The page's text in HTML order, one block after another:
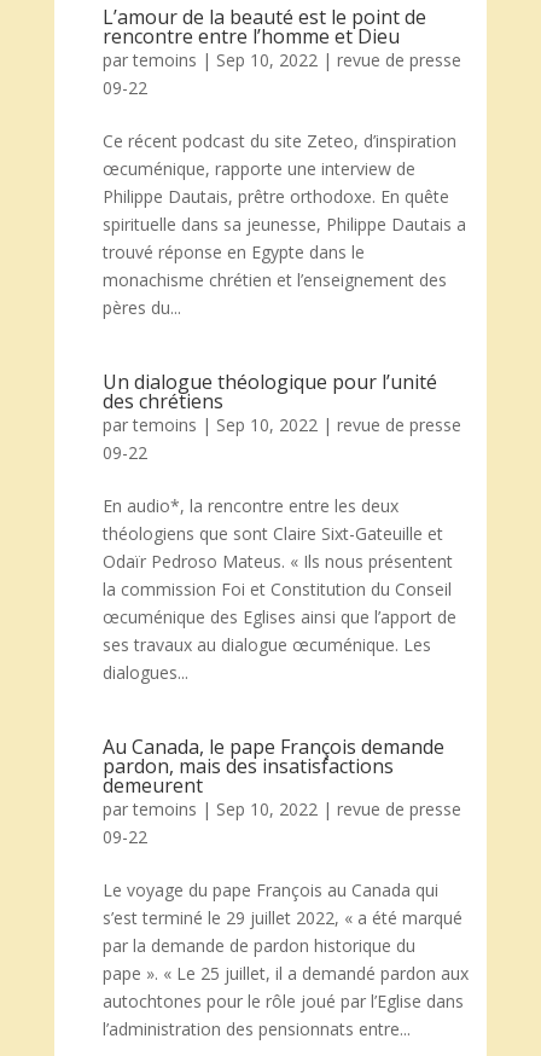
L’amour de la beauté est le point de
rencontre entre l’homme et Dieu
partemoins | Sep 10, 2022| revue de presse
09-22
Ce récent podcast du site Zeteo, d’inspiration
œcuménique, rapporte une interview de
Philippe Dautais, prêtre orthodoxe. En quête
spirituelle dans sa jeunesse, Philippe Dautais a
trouvé réponse en Egypte dans le
monachisme chrétien et l’enseignement des
pères du...
Un dialogue théologique pour l’unité
des chrétiens
partemoins | Sep 10, 2022| revue de presse
09-22
En audio*, la rencontre entre les deux
théologiens que sont Claire Sixt-Gateuille et
Odaïr Pedroso Mateus. « Ils nous présentent
la commission Foi et Constitution du Conseil
œcuménique des Eglises ainsi que l’apport de
ses travaux au dialogue œcuménique. Les
dialogues...
Au Canada, le pape François demande
pardon, mais des insatisfactions
demeurent
partemoins | Sep 10, 2022| revue de presse
09-22
Le voyage du pape François au Canada qui
s’est terminé le 29 juillet 2022, « a été marqué
par la demande de pardon historique du
pape ». « Le 25 juillet, il a demandé pardon aux
autochtones pour le rôle joué par l’Eglise dans
l’administration des pensionnats entre...